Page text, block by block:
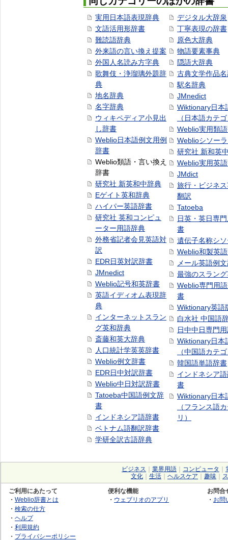
実用日本語表現辞典
文語活用形辞書
難読語辞典
外来語の言い換え提案
外国人名読み方字典
歌舞伎・浄瑠璃外題辞
典
地名辞典
名字辞典
ウィキペディア小見出
し辞書
Weblio日本語例文用例
辞書
Weblio類語・言い換え
辞書
研究社 新英和中辞典
Eゲイト英和辞典
ハイパー英語辞書
研究社 英和コンピュ
ーター用語辞典
外務省記者会見英語対
訳
EDR日英対訳辞書
JMnedict
Weblio記号和英辞書
英語イディオム表現辞
典
インターネットスラン
グ英和辞典
斎藤和英大辞典
人口統計学英英辞書
Weblio例文辞書
EDR日中対訳辞書
Weblio中日対訳辞書
Tatoeba中国語例文辞
書
インドネシア語辞書
ベトナム語翻訳辞書
学研全訳古語辞典
デジタル大辞泉
丁寧表現の辞書
原色大辞典
物語要素事典
隠語大辞典
古典文学作品
駅名辞典
JMnedict
Wiktionary日本
（日本語カテ
Weblio実用類
Weblioシソー
研究社 新和英
Weblio実用英
JMdict
旅行・ビジネ
翻訳
Tatoeba
日英・英日専
書
遺伝子名称シ
Weblio和製英
メール英語例
最強のスラン
Weblio専門用
書
Wiktionary英語
白水社 中国語
日中中日専門
Wiktionary日本
（中国語カテ
韓国語単語辞書
インドネシア
書
Wiktionary日本
（フランス語
リ）
ビジネス 業界用語 コンピュータ
文化
生活 ヘルスケア 趣味
ご利用にあたって
・ Weblio辞書とは
・ 検索の仕方
・ ヘルプ
・ 利用規約
・ プライバシーポリシー
便利な機能
・ ウェブリオのアプリ
お問合
・ お問